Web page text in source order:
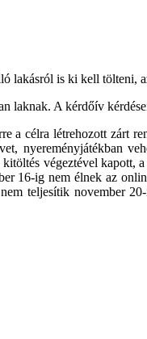
lakásról is ki kell tölteni,
laknak. A kérdőív
a célra létrehozott zárt
végeztével kapott,
16-ig nem élnek az
teljesítik november